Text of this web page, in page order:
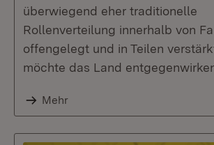
überwiegend eher traditionelle
Rollenverteilung innerhalb von
offengelegt und in Teilen
möchte das Land
Mehr